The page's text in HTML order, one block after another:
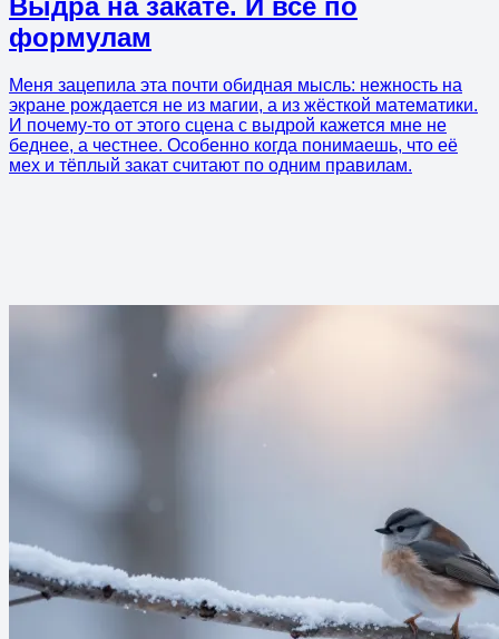
Выдра на закате. И всё по
формулам
Меня зацепила эта почти обидная мысль: нежность на
экране рождается не из магии, а из жёсткой математики.
И почему-то от этого сцена с выдрой кажется мне не
беднее, а честнее. Особенно когда понимаешь, что её
мех и тёплый закат считают по одним правилам.